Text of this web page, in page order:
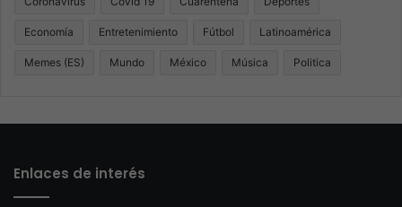
Economía Entretenimiento Fútbol Latinoamérica
Memes (ES) Mundo México Música Politica
Enlaces de interés